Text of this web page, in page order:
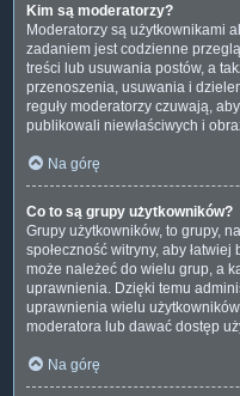
Kim są moderatorzy?
Moderatorzy są użytkownikami
zadaniem jest codzienne
treści lub usuwania postów, a
przenoszenia, usuwania i
reguły moderatorzy czuwają,
publikowali niewłaściwych i
Na górę
Co to są grupy użytkowników?
Grupy użytkowników, to grupy,
społeczność witryny, aby
może należeć do wielu grup, a
uprawnienia. Dzięki temu
uprawnienia wielu
moderatora lub dawać dostęp
Na górę